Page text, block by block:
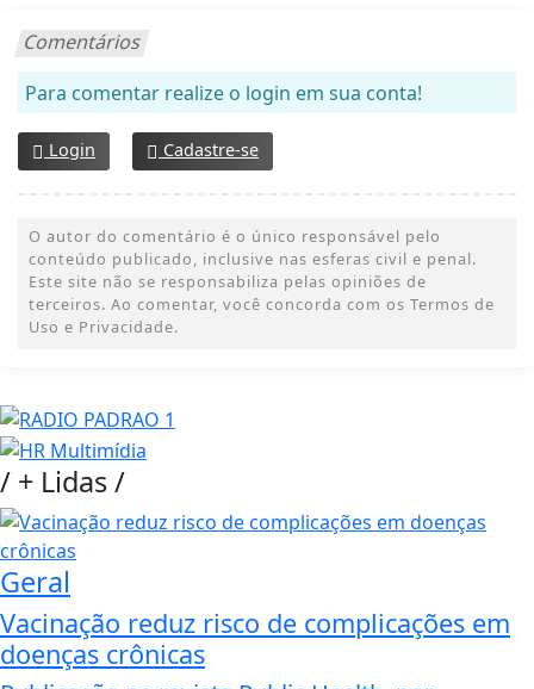
Comentários
Para comentar realize o login em sua conta!
Login Cadastre-se
O autor do comentário é o único responsável pelo
conteúdo publicado, inclusive nas esferas civil e penal.
Este site não se responsabiliza pelas opiniões de
terceiros. Ao comentar, você concorda com os Termos de
Uso e Privacidade.
/ + Lidas/
Geral
Vacinação reduz risco de complicações em
doenças crônicas